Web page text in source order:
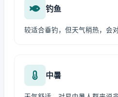
钓鱼
较适合垂钓，但天气稍热，会
中暑